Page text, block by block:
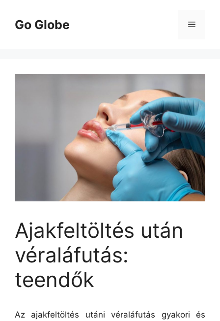
tartalomba
Go Globe Menü
Ajakfeltöltés után
véraláfutás:
teendők
Az ajakfeltöltés utáni véraláfutás gyakori és